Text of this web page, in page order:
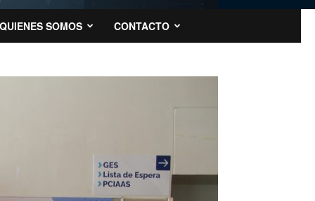
QUIENES SOMOS CONTACTO